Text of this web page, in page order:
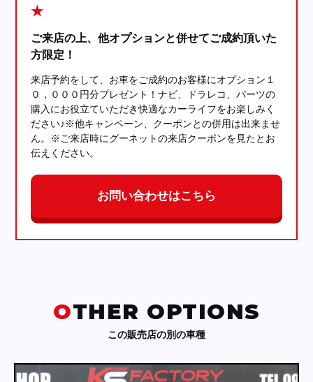
★
ご来店の上、他オプションと併せてご成約頂いた
方限定！
来店予約をして、お車をご成約のお客様にオプション１
０，０００円分プレゼント！ナビ、ドラレコ、パーツの
購入にお役立ていただき快適なカーライフをお楽しみく
ださい♪※他キャンペーン、クーポンとの併用は出来ませ
ん。※ご来店時にグーネットの来店クーポンを見たとお
伝えください。
お問い合わせはこちら
OTHER OPTIONS
この販売店の別の車種